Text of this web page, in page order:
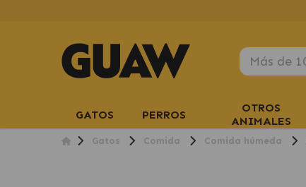
GATOS PERROS
OTROS
ANIMALES
Gatos Comida Comida húmeda